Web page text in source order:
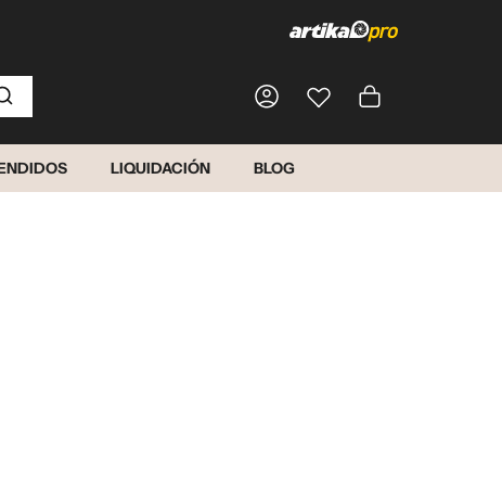
Iniciar sesión
LIQUIDACIÓN BLOG